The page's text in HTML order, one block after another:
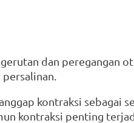
dan peregangan
kontraksi sebagai
kontraksi penting